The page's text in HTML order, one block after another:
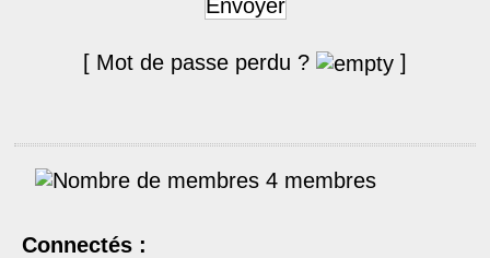
Envoyer
[ Mot de passe perdu ? ]
4 membres
Connectés :